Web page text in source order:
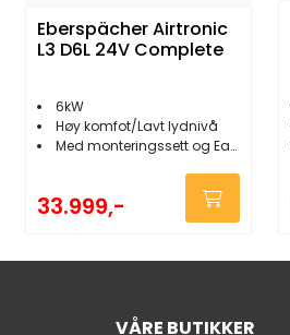
Eberspächer Airtronic
L3 D6L 24V Complete
6kW
Høy komfot/Lavt lydnivå
Med monteringssett og EasyStartPro panel
33.999,-
VÅRE BUTIKKER